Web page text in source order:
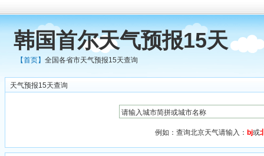
韩国首尔天气预报15天
【首页】全国各省市天气预报15天查询
天气预报15天查询
例如：查询北京天气请输入： bj或